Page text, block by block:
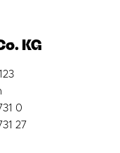
KG
0
27